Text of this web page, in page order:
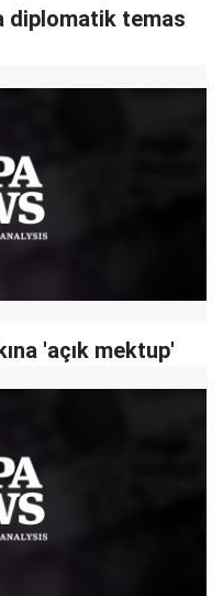
diplomatik temas
'açık mektup'